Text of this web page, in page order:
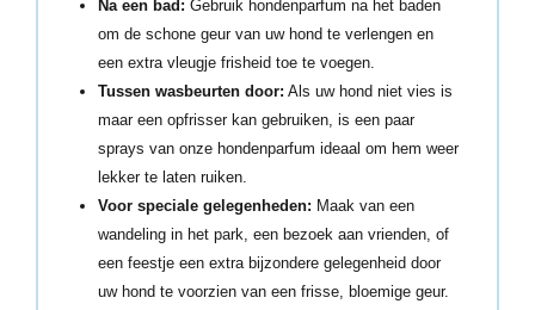
Na een bad: Gebruik hondenparfum na het baden
om de schone geur van uw hond te verlengen en
een extra vleugje frisheid toe te voegen.
Tussen wasbeurten door: Als uw hond niet vies is
maar een opfrisser kan gebruiken, is een paar
sprays van onze hondenparfum ideaal om hem weer
lekker te laten ruiken.
Voor speciale gelegenheden: Maak van een
wandeling in het park, een bezoek aan vrienden, of
een feestje een extra bijzondere gelegenheid door
uw hond te voorzien van een frisse, bloemige geur.